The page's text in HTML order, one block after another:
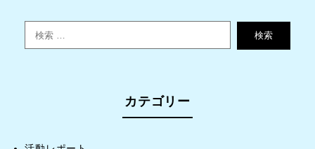
検索
カテゴリー